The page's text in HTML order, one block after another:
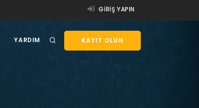
GIRIŞ YAPIN
KAYIT OLUN
YARDIM